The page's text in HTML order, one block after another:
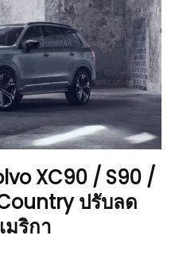
XC90 / S90 /
ปรับลด
มริกา